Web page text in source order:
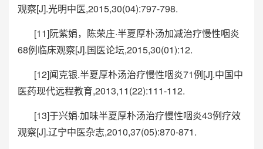
观察[J].光明中医,2015,30(04):797-798.
[11]阮紫娟，陈荣庄·半夏厚朴汤加减治疗慢性咽炎
68例临床观察[J].国医论坛,2015,30(01):12.
[12]闻克银.半夏厚朴汤治疗慢性咽炎71例[J].中国中
医药现代远程教育,2013,11(22):111-112.
[13]于兴娟·加味半夏厚朴汤治疗慢性咽炎43例疗效
观察[J].辽宁中医杂志,2010,37(05):870-871.